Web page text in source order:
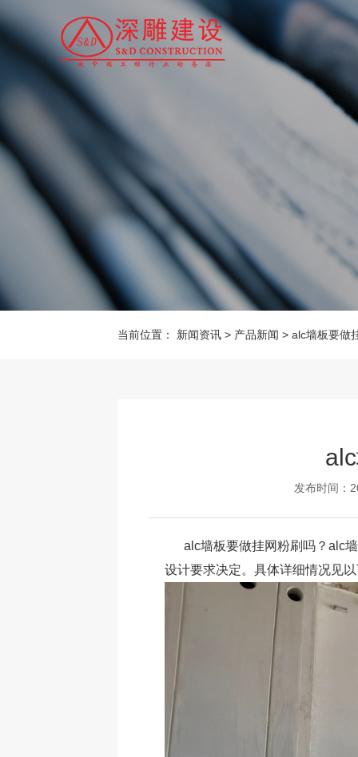
当前位置： 新闻资讯> 产品新闻 > alc墙板要做
发布时间：
a lc墙板要做挂网粉刷吗？alc
设计要求决定。具体详细情况见